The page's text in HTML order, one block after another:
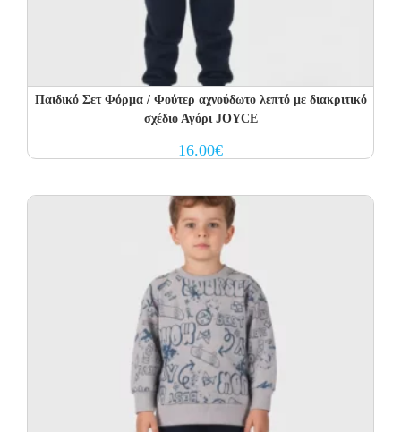
Παιδικό Σετ Φόρμα / Φούτερ αχνούδωτο λεπτό με διακριτικό
σχέδιο Αγόρι JOYCE
16.00€